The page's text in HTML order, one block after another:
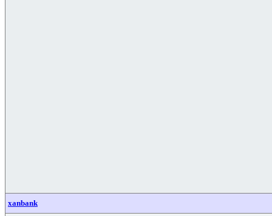
xanbank